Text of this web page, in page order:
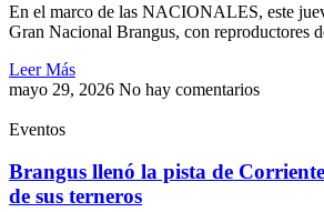
En el marco de las NACIONALES, este
Gran Nacional Brangus, con reproductores
Leer Más
mayo 29, 2026 No hay comentarios
Eventos
Brangus llenó la pista de
de sus terneros